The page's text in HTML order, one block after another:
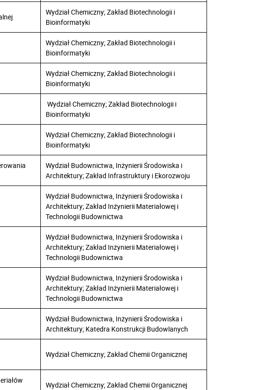
Wydział Chemiczny; Zakład Biotechnologii i
Bioinformatyki
Wydział Chemiczny; Zakład Biotechnologii i
Bioinformatyki
Wydział Chemiczny; Zakład Biotechnologii i
Bioinformatyki
Wydział Chemiczny; Zakład Biotechnologii i
Bioinformatyki
Wydział Chemiczny; Zakład Biotechnologii i
Bioinformatyki
Wydział Budownictwa, Inżynierii Środowiska i
Architektury; Zakład Infrastruktury i Ekorozwoju
Wydział Budownictwa, Inżynierii Środowiska i
Architektury; Zakład Inżynierii Materiałowej i
Technologii Budownictwa
Wydział Budownictwa, Inżynierii Środowiska i
Architektury; Zakład Inżynierii Materiałowej i
Technologii Budownictwa
Wydział Budownictwa, Inżynierii Środowiska i
Architektury; Zakład Inżynierii Materiałowej i
Technologii Budownictwa
Wydział Budownictwa, Inżynierii Środowiska i
Architektury; Katedra Konstrukcji Budowlanych
Wydział Chemiczny; Zakład Chemii Organicznej
Wydział Chemiczny; Zakład Chemii Organicznej